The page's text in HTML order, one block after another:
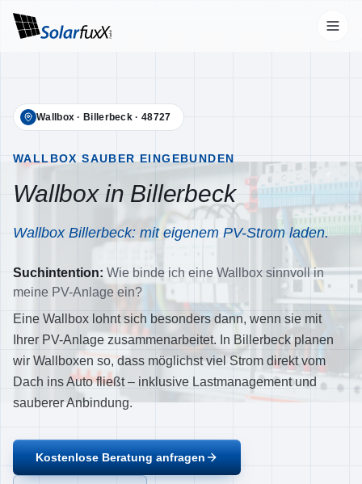
Leistungen
Übersicht
Photovoltaik
Stromspeicher
Wärmepumpen
Klimaanlagen
Unternehmen
Ablauf
Referenzen
Einzugsgebiet
Wallbox · Billerbeck · 48727
WALLBOX SAUBER EINGEBUNDEN
Wallbox in Billerbeck
Wallbox Billerbeck: mit eigenem PV-Strom laden.
Suchintention: Wie binde ich eine Wallbox sinnvoll in
meine PV-Anlage ein?
Eine Wallbox lohnt sich besonders dann, wenn sie mit
Ihrer PV-Anlage zusammenarbeitet. In Billerbeck planen
wir Wallboxen so, dass möglichst viel Strom direkt vom
Dach ins Auto fließt – inklusive Lastmanagement und
sauberer Anbindung.
Kostenlose Beratung anfragen